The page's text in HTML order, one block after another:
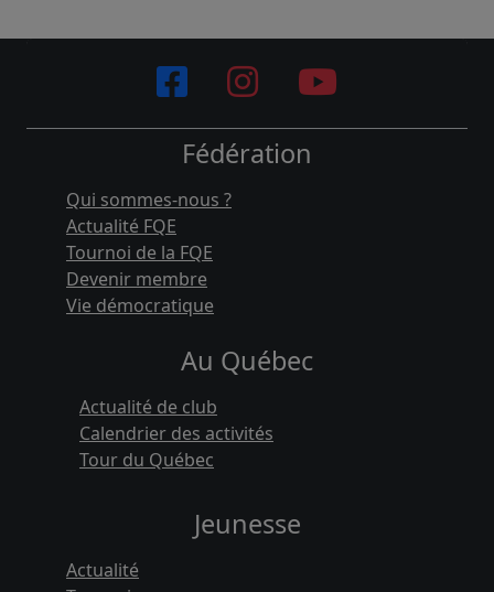
Fédération
Qui sommes-nous ?
Actualité FQE
Tournoi de la FQE
Devenir membre
Vie démocratique
Au Québec
Actualité de club
Calendrier des activités
Tour du Québec
Jeunesse
Actualité